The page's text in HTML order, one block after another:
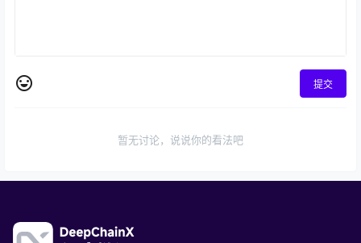
提交
暂无讨论，说说你的看法吧